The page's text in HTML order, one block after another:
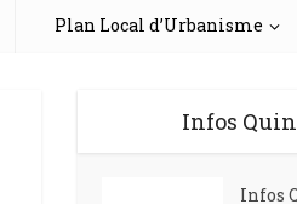
Plan Local d’Urbanisme
Infos
Infos